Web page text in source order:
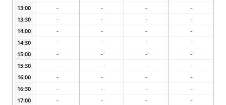
13:00 - - - -
13:30 - - - -
14:00 - - - -
14:30 - - - -
15:00 - - - -
15:30 - - - -
16:00 - - - -
16:30 - - - -
17:00 - - - -